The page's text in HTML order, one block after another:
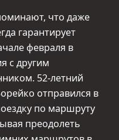
что даже
гарантирует
февраля в
с другим
52‑летний
отправился в
по маршруту
преодолеть